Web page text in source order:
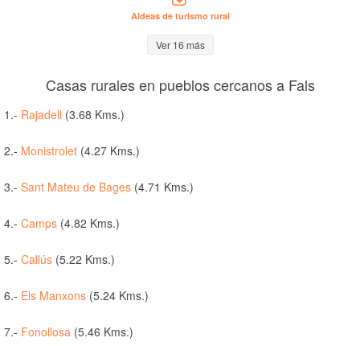
Aldeas de turismo rural
Ver 16 más
Casas rurales en pueblos cercanos a Fals
1.- Rajadell (3.68 Kms.)
2.- Monistrolet (4.27 Kms.)
3.- Sant Mateu de Bages (4.71 Kms.)
4.- Camps (4.82 Kms.)
5.- Callús (5.22 Kms.)
6.- Els Manxons (5.24 Kms.)
7.- Fonollosa (5.46 Kms.)